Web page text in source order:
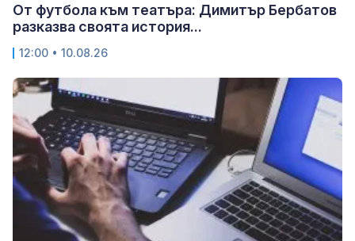
От футбола към театъра: Димитър Бербатов
разказва своята история...
12:00 • 10.08.26